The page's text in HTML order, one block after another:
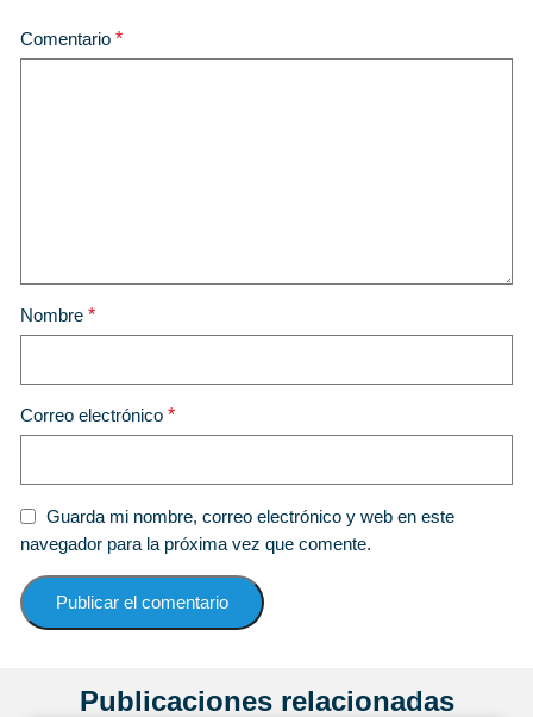
Comentario *
Nombre *
Correo electrónico *
Guarda mi nombre, correo electrónico y web en este
navegador para la próxima vez que comente.
Publicaciones relacionadas